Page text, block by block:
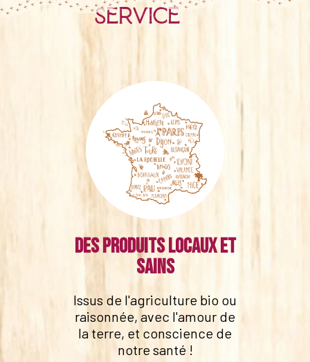
service
Des produits locaux et
sains
Issus de l'agriculture bio ou
raisonnée, avec l'amour de
la terre, et conscience de
notre santé !